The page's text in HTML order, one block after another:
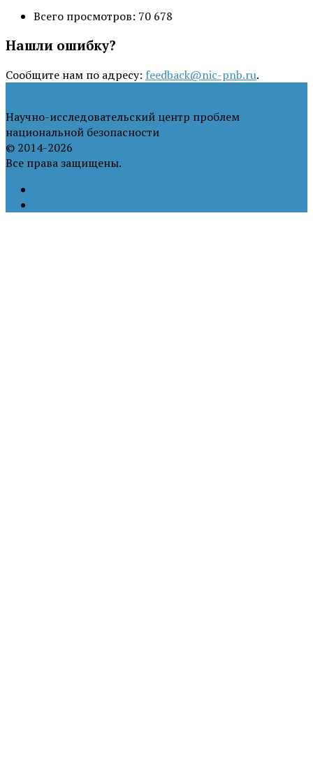
Всего просмотров: 70 678
Нашли ошибку?
Сообщите нам по адресу: feedback@nic-pnb.ru.
Научно-исследовательский центр проблем
национальной безопасности
© 2014-2026
Все права защищены.